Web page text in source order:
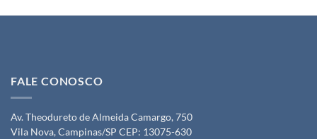
FALE CONOSCO
Av. Theodureto de Almeida Camargo, 750
Vila Nova, Campinas/SP CEP: 13075-630